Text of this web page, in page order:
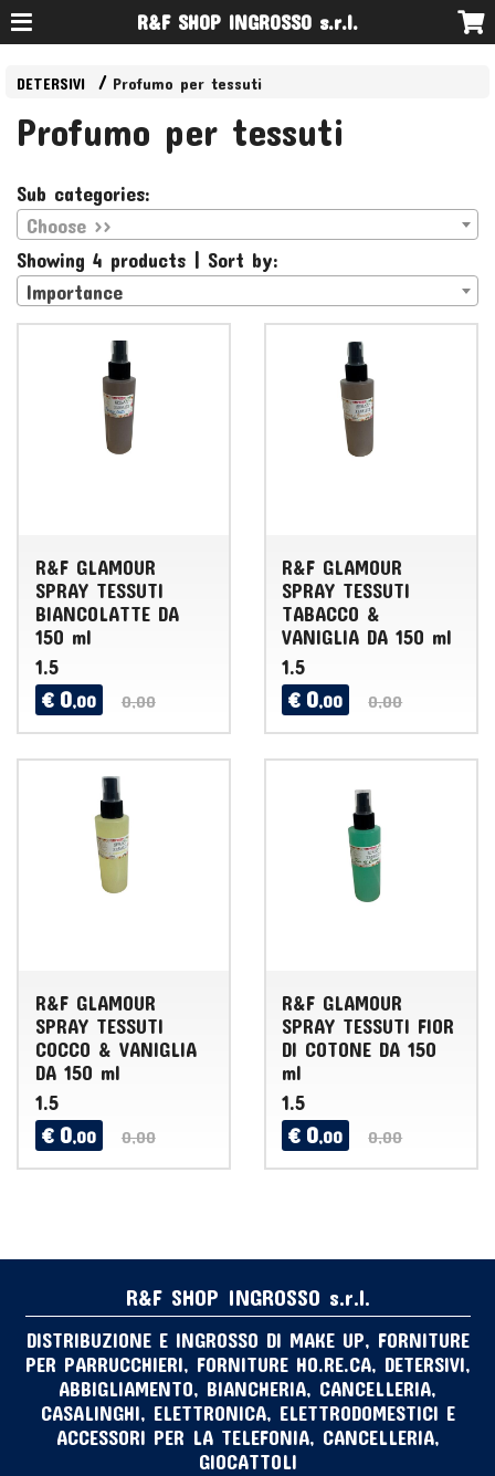
R&F SHOP INGROSSO s.r.l.
DETERSIVI Profumo per tessuti
Profumo per tessuti
Sub categories:
Choose >>
Showing 4 products | Sort by:
Importance
R&F GLAMOUR
SPRAY TESSUTI
BIANCOLATTE DA
150 ml
1.5
€ 0,00 0,00
R&F GLAMOUR
SPRAY TESSUTI
TABACCO &
VANIGLIA DA 150 ml
1.5
€ 0,00 0,00
R&F GLAMOUR
SPRAY TESSUTI
COCCO & VANIGLIA
DA 150 ml
1.5
€ 0,00 0,00
R&F GLAMOUR
SPRAY TESSUTI FIOR
DI COTONE DA 150
ml
1.5
€ 0,00 0,00
R&F SHOP INGROSSO s.r.l.
DISTRIBUZIONE E INGROSSO DI MAKE UP, FORNITURE
PER PARRUCCHIERI, FORNITURE HO.RE.CA, DETERSIVI,
ABBIGLIAMENTO, BIANCHERIA, CANCELLERIA,
CASALINGHI, ELETTRONICA, ELETTRODOMESTICI E
ACCESSORI PER LA TELEFONIA, CANCELLERIA,
GIOCATTOLI